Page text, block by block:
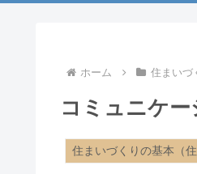
ホーム 住まいづ
コミュニケ
住まいづくりの基本（